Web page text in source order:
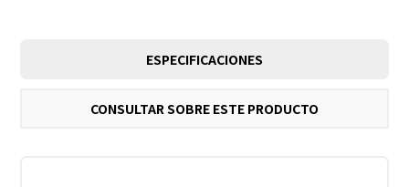
ESPECIFICACIONES
CONSULTAR SOBRE ESTE PRODUCTO